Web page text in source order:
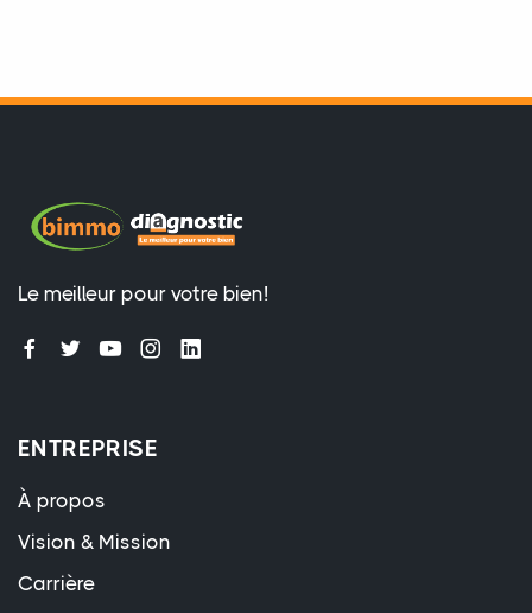
Le meilleur pour votre bien!
ENTREPRISE
À propos
Vision & Mission
Carrière